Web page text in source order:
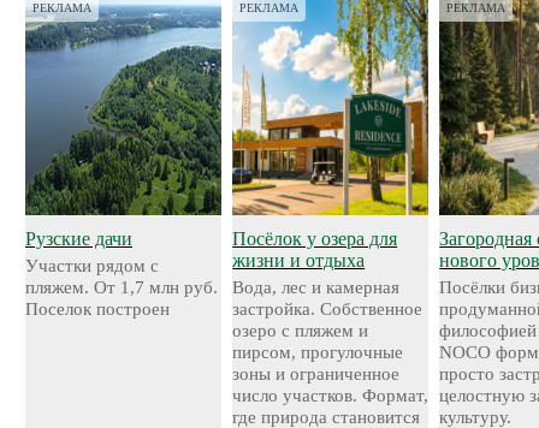
РЕКЛАМА
Рузские дачи
Участки рядом с
пляжем. От 1,7 млн руб.
Поселок построен
РЕКЛАМА
Посёлок у озера для
жизни и отдыха
Вода, лес и камерная
застройка. Собственное
озеро с пляжем и
пирсом, прогулочные
зоны и ограниченное
число участков. Формат,
где природа становится
РЕКЛАМА
Загородная
нового
Посёлки
NOCO
просто
целостную
культуру.